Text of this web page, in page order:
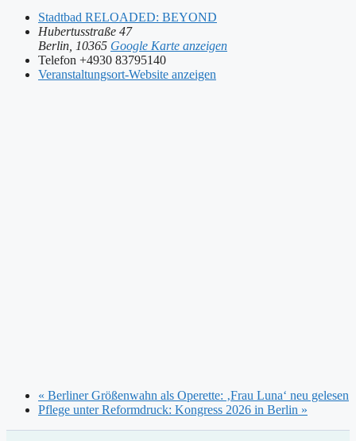
Stadtbad RELOADED: BEYOND
Hubertusstraße 47
Berlin 10365 Google Karte anzeigen
Telefon +4930 83795140
Veranstaltungsort-Website anzeigen
« Berliner Größenwahn als Operette: ‚Frau Luna‘ neu gelesen
Pflege unter Reformdruck: Kongress 2026 in Berlin »